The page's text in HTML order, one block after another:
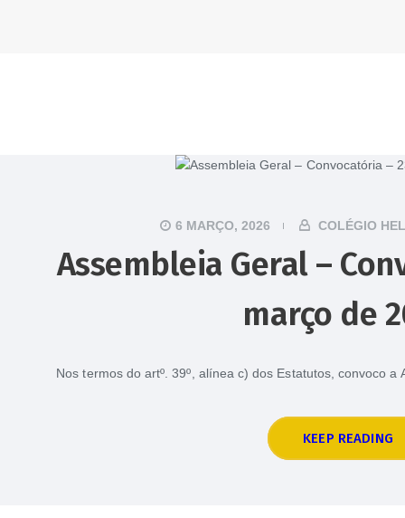
6 MARÇO, 2026 COLÉGIO
Assembleia Geral –
março de
Nos termos do artº. 39º, alínea c) dos Estatutos, convoco
KEEP READING